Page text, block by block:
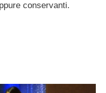
conservanti.